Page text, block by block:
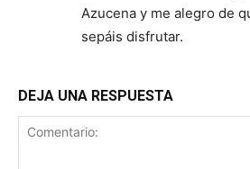
Azucena y me alegro de
sepáis disfrutar.
DEJA UNA RESPUESTA